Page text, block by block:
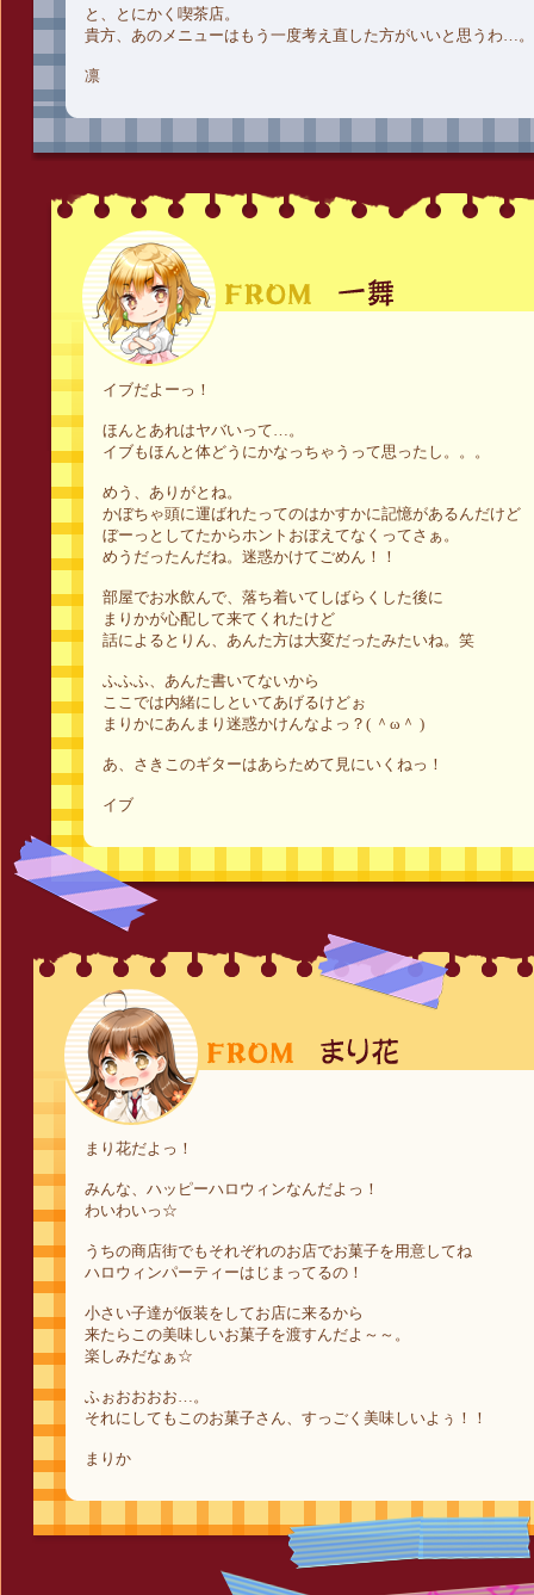
と、とにかく喫茶店。
貴方、あのメニューはもう一度考え直した方がいいと思うわ…。
凛
イブだよーっ！
ほんとあれはヤバいって…。
イブもほんと体どうにかなっちゃうって思ったし。。。
めう、ありがとね。
かぼちゃ頭に運ばれたってのはかすかに記憶があるんだけど
ぼーっとしてたからホントおぼえてなくってさぁ。
めうだったんだね。迷惑かけてごめん！！
部屋でお水飲んで、落ち着いてしばらくした後に
まりかが心配して来てくれたけど
話によるとりん、あんた方は大変だったみたいね。笑
ふふふ、あんた書いてないから
ここでは内緒にしといてあげるけどぉ
まりかにあんまり迷惑かけんなよっ？( ＾ω＾ )
あ、さきこのギターはあらためて見にいくねっ！
イブ
まり花だよっ！
みんな、ハッピーハロウィンなんだよっ！
わいわいっ☆
うちの商店街でもそれぞれのお店でお菓子を用意してね
ハロウィンパーティーはじまってるの！
小さい子達が仮装をしてお店に来るから
来たらこの美味しいお菓子を渡すんだよ～～。
楽しみだなぁ☆
ふぉおおおお…。
それにしてもこのお菓子さん、すっごく美味しいよぅ！！
まりか